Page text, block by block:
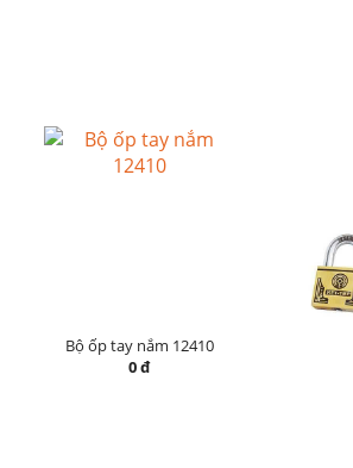
Bộ ốp tay nắm 12410
0 đ